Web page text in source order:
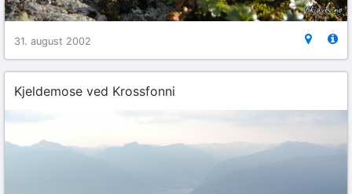
31. august 2002
Kjeldemose ved Krossfonni